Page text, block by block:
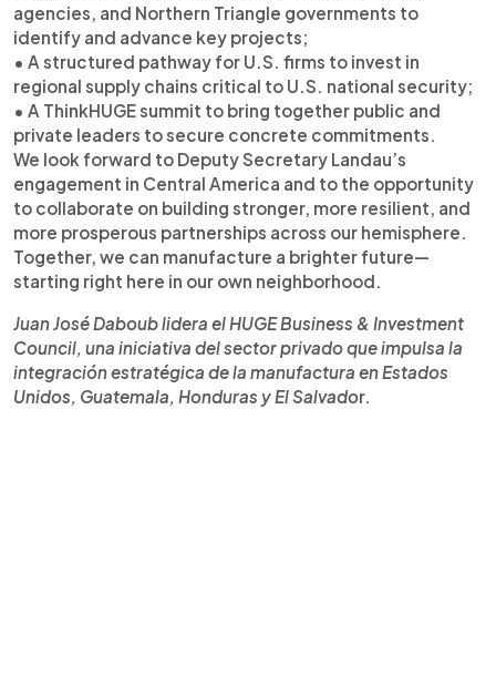
agencies, and Northern Triangle governments to
identify and advance key projects;
• A structured pathway for U.S. firms to invest in
regional supply chains critical to U.S. national security;
• A ThinkHUGE summit to bring together public and
private leaders to secure concrete commitments.
We look forward to Deputy Secretary Landau’s
engagement in Central America and to the opportunity
to collaborate on building stronger, more resilient, and
more prosperous partnerships across our hemisphere.
Together, we can manufacture a brighter future—
starting right here in our own neighborhood.
Juan José Daboub lidera el HUGE Business & Investment
Council, una iniciativa del sector privado que impulsa la
integración estratégica de la manufactura en Estados
Unidos, Guatemala, Honduras y El Salvador.